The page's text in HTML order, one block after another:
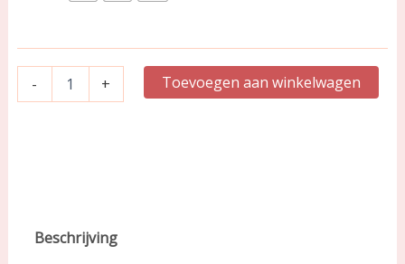
-
10214668
aantal
+ Toevoegen aan winkelwagen
Beschrijving